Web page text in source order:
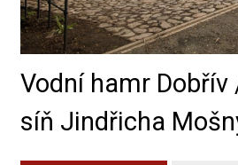
Vodní hamr
síň Jindřicha